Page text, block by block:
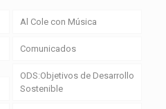
Al Cole con Música
Comunicados
ODS:Objetivos de Desarrollo
Sostenible